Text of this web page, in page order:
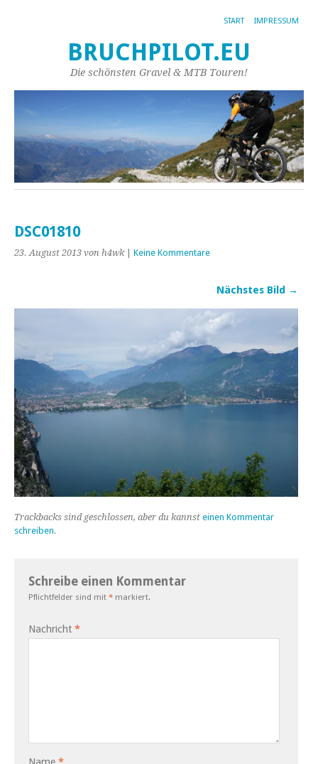
START IMPRESSUM
BRUCHPILOT.EU
Die schönsten Gravel & MTB Touren!
DSC01810
23. August 2013 von h4wk| Keine Kommentare
Nächstes Bild →
Trackbacks sind geschlossen, aber du kannst einen Kommentar
schreiben.
Schreibe einen Kommentar
Pflichtfelder sind mit * markiert.
Nachricht *